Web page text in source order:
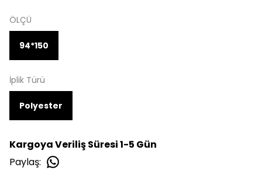
ÖLÇÜ
94*150
İplik Türü
Polyester
Kargoya Veriliş Süresi 1-5 Gün
Paylaş: